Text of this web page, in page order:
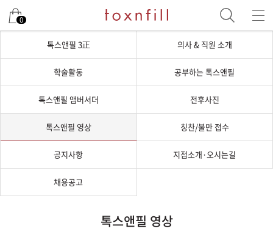
0
톡스앤필 3正 의사 & 직원 소개
학술활동 공부하는 톡스앤필
톡스앤필 앰버서더 전후사진
톡스앤필 영상 칭찬/불만 접수
공지사항 지점소개·오시는길
채용공고
톡스앤필 영상